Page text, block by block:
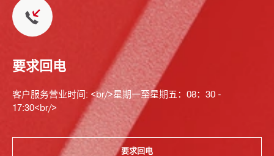
要求回电
客户服务营业时间: <br/>星期一至星期五：08：30 -
17:30<br/>
要求回电